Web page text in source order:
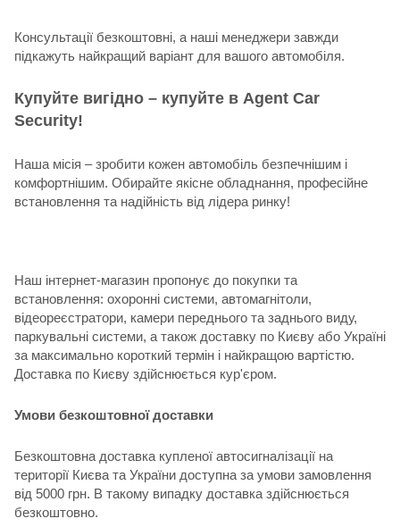
Консультації безкоштовні, а наші менеджери завжди
підкажуть найкращий варіант для вашого автомобіля.
Купуйте вигідно – купуйте в Agent Car
Security!
Наша місія – зробити кожен автомобіль безпечнішим і
комфортнішим. Обирайте якісне обладнання, професійне
встановлення та надійність від лідера ринку!
Наш інтернет-магазин пропонує до покупки та
встановлення: охоронні системи, автомагнітоли,
відеореєстратори, камери переднього та заднього виду,
паркувальні системи, а також доставку по Києву або Україні
за максимально короткий термін і найкращою вартістю.
Доставка по Києву здійснюється кур'єром.
Умови безкоштовної доставки
Безкоштовна доставка купленої автосигналізації на
території Києва та України доступна за умови замовлення
від 5000 грн. В такому випадку доставка здійснюється
безкоштовно.